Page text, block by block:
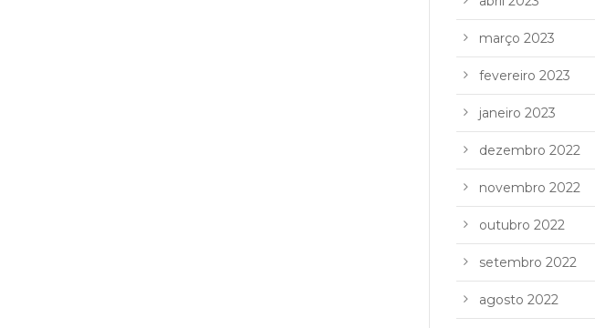
março 2023
fevereiro 2023
janeiro 2023
dezembro 2022
novembro 2022
outubro 2022
setembro 2022
agosto 2022